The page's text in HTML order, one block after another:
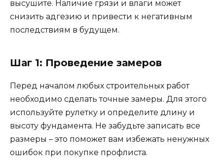
высушите. Наличие грязи и влаги может
снизить адгезию и привести к негативным
последствиям в будущем.
Шаг 1: Проведение замеров
Перед началом любых строительных работ
необходимо сделать точные замеры. Для этого
используйте рулетку и определите длину и
высоту фундамента. Не забудьте записать все
размеры – это поможет вам избежать ненужных
ошибок при покупке профлиста.